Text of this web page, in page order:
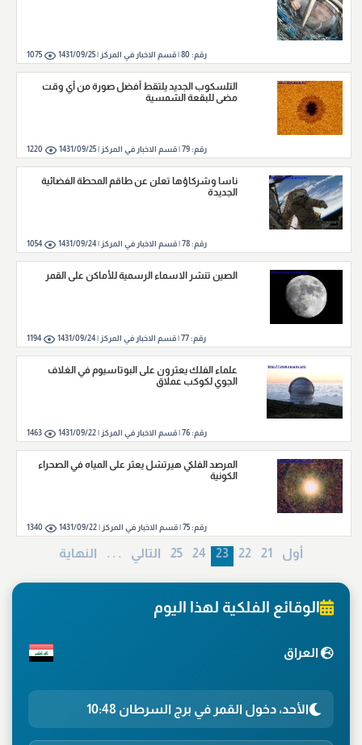
رقم: 80
|قسم الاخبار في المركز |1431/09/25
1075
التلسكوب الجديد يلتقط أفضل صورة من أي وقت
مضى للبقعة الشمسية
رقم:79
|قسم الاخبار في المركز |1431/09/25
1220
ناسا وشركاؤها تعلن عن طاقم المحطة الفضائية
الجديدة
رقم:78
|قسم الاخبار في المركز |1431/09/24
1054
الصين تنشر الاسماء الرسمية للأماكن على القمر
رقم:77
|قسم الاخبار في المركز |1431/09/24
1194
علماء الفلك يعثرون على البوتاسيوم في الغلاف
الجوي لكوكب عملاق
رقم:76
|قسم الاخبار في المركز |1431/09/22
1463
المرصد الفلكي هيرتشل يعثر على المياه في الصحراء
الكونية
رقم:75
|قسم الاخبار في المركز |1431/09/22
1340
أول 21
22
23
24
25 التالي . . . النهایة
الوقائع الفلكية لهذا اليوم
العراق
الأحد، دخول القمر في برج السرطان 10:48